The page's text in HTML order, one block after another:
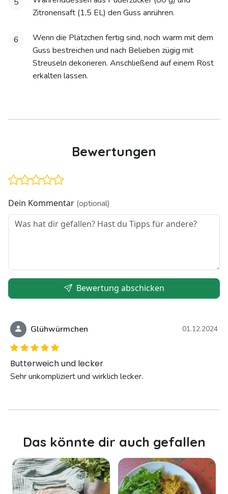
Zitronensaft (1,5 EL) den Guss anrühren.
6
Wenn die Plätzchen fertig sind, noch warm mit dem
Guss bestreichen und nach Belieben zügig mit
Streuseln dekorieren. Anschließend auf einem Rost
erkalten lassen.
Bewertungen
Dein Kommentar (optional)
Bewertung abschicken
Glühwürmchen 01.12.2024
Butterweich und lecker
Sehr unkompliziert und wirklich lecker.
Das könnte dir auch gefallen